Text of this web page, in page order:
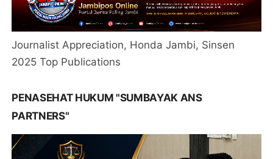
Journalist Appreciation, Honda Jambi, Sinsen
2025 Top Publications
PENASEHAT HUKUM "SUMBAYAK ANS
PARTNERS"